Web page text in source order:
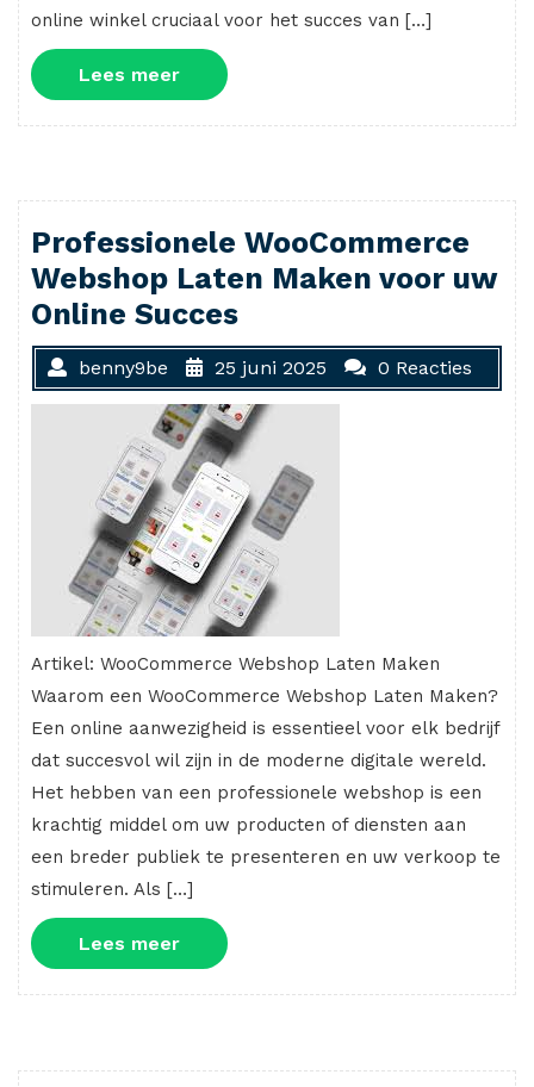
online winkel cruciaal voor het succes van […]
Lees meerLees
meer
Professionele WooCommerce
Webshop Laten Maken voor uw
Online Succes
benny9be 25 juni 2025 0 Reacties
Artikel: WooCommerce Webshop Laten Maken
Waarom een WooCommerce Webshop Laten Maken?
Een online aanwezigheid is essentieel voor elk bedrijf
dat succesvol wil zijn in de moderne digitale wereld.
Het hebben van een professionele webshop is een
krachtig middel om uw producten of diensten aan
een breder publiek te presenteren en uw verkoop te
stimuleren. Als […]
Lees meerLees
meer